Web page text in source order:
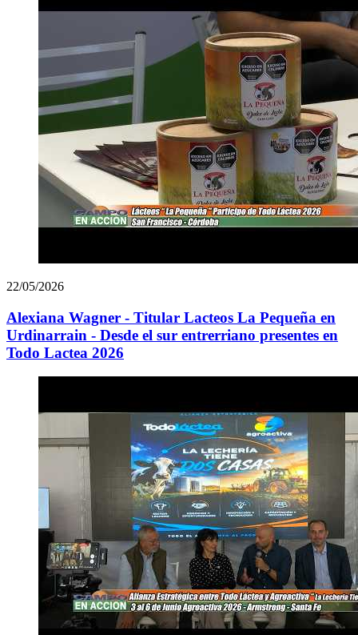
22/05/2026
Alexiana Wagner - Titular Lacteos La Pequeña en
Urdinarrain - Desde el sur entrerriano presentes en
Todo Lactea 2026